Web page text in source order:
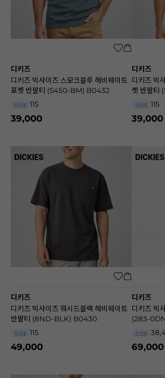
디키즈
디키즈 빅사이즈 스모크블루 헤비웨이트
포켓 반팔티 (S450-BM) B0432
SIZE 115
39,000
디키즈
디키즈 빅
켓 반팔티
SIZE 115
39,000
디키즈
디키즈 빅사이즈 워시드블랙 헤비웨이트
반팔티 (8ND-BLK) B0430
SIZE 115
49,000
디키즈
디키즈 빅
(283-
SIZE
69,000